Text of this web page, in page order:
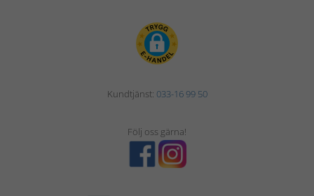
Kundtjänst: 033-16 99 50
Följ oss gärna!